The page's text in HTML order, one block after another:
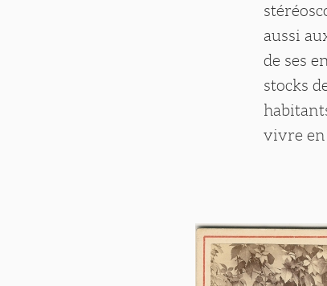
aussi
de ses
stocks
vivre en